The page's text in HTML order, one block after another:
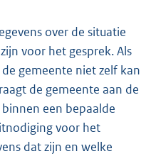
over de situatie
voor het gesprek. Als
gemeente niet zelf kan
de gemeente aan de
een bepaalde
voor het
dat zijn en welke